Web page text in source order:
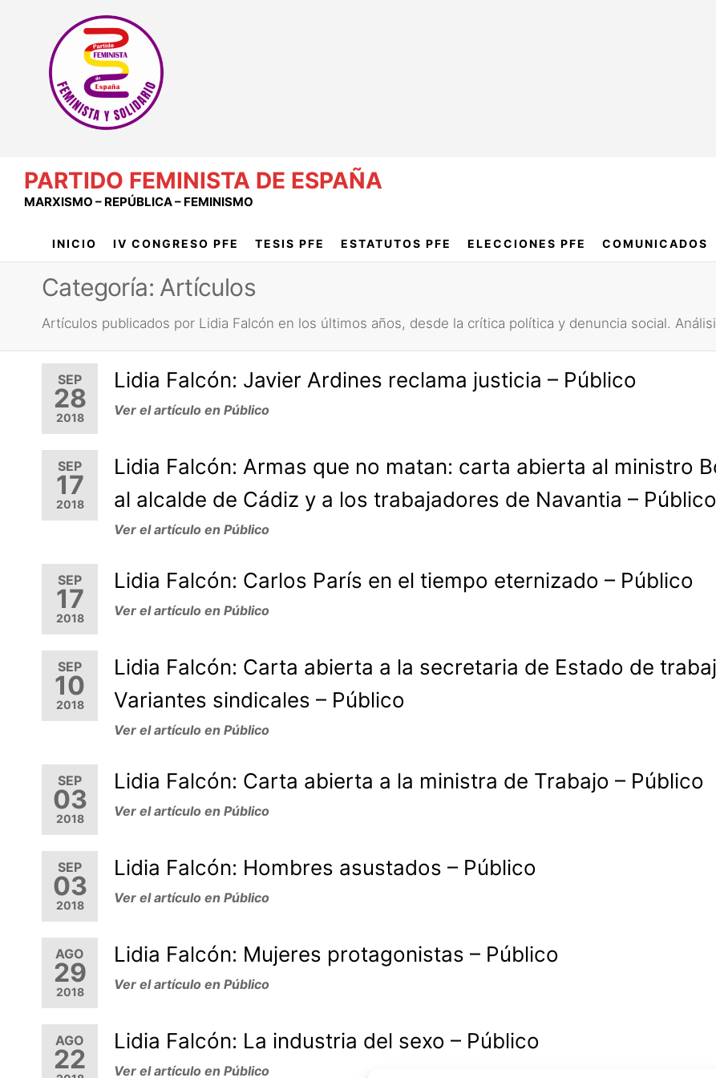
contenido
PARTIDO FEMINISTA DE ESPAÑA
MARXISMO – REPÚBLICA – FEMINISMO
INICIO IV CONGRESO PFE TESIS PFE ESTATUTOS PFE ELECCIONES PFE COMUNICADOS
Categoría: Artículos
Artículos publicados por Lidia Falcón en los últimos años, desde la crítica política y denuncia social.
SEP
28
2018
Lidia Falcón: Javier Ardines reclama justicia – Público
Ver el artículo en Público
SEP
17
2018
Lidia Falcón: Armas que no matan: carta abierta al ministro
al alcalde de Cádiz y a los trabajadores de Navantia – Público
Ver el artículo en Público
SEP
17
2018
Lidia Falcón: Carlos París en el tiempo eternizado – Público
Ver el artículo en Público
SEP
10
2018
Lidia Falcón: Carta abierta a la secretaria de Estado de
Variantes sindicales – Público
Ver el artículo en Público
SEP
03
2018
Lidia Falcón: Carta abierta a la ministra de Trabajo – Público
Ver el artículo en Público
SEP
03
2018
Lidia Falcón: Hombres asustados – Público
Ver el artículo en Público
AGO
29
2018
Lidia Falcón: Mujeres protagonistas – Público
Ver el artículo en Público
AGO
22
Lidia Falcón: La industria del sexo – Público
Ver el artículo en Público